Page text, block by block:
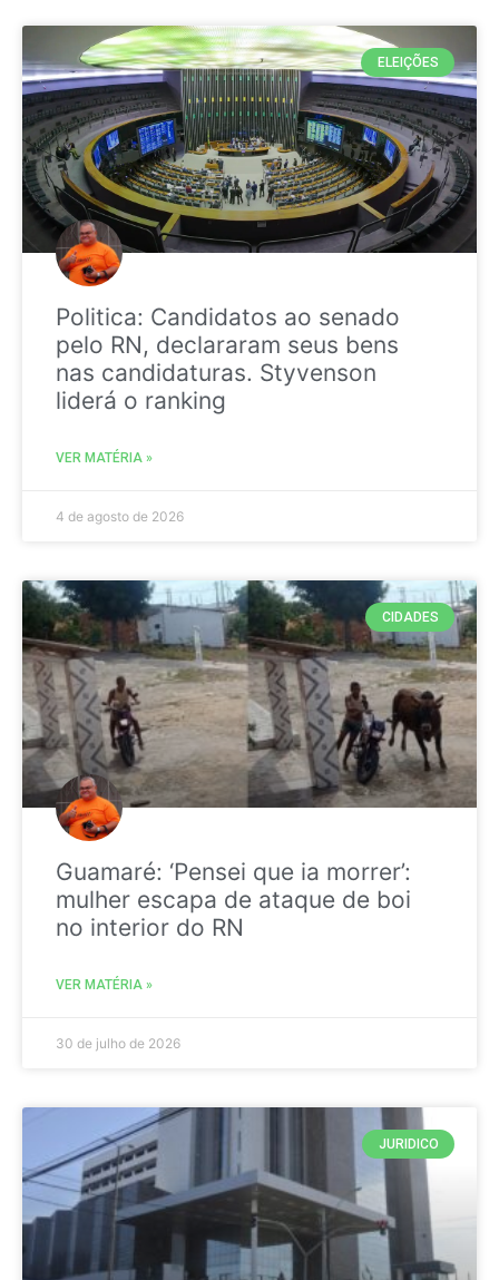
ELEIÇÕES
Politica: Candidatos ao senado
pelo RN, declararam seus bens
nas candidaturas. Styvenson
liderá o ranking
VER MATÉRIA »
4 de agosto de 2026
CIDADES
Guamaré: ‘Pensei que ia morrer’:
mulher escapa de ataque de boi
no interior do RN
VER MATÉRIA »
30 de julho de 2026
JURIDICO